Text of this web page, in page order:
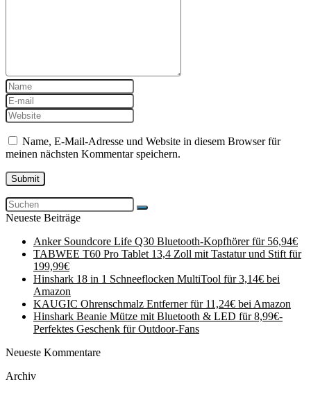
Name, E-Mail-Adresse und Website in diesem Browser für
meinen nächsten Kommentar speichern.
Neueste Beiträge
Anker Soundcore Life Q30 Bluetooth-Kopfhörer für 56,94€
TABWEE T60 Pro Tablet 13,4 Zoll mit Tastatur und Stift für
199,99€
Hinshark 18 in 1 Schneeflocken MultiTool für 3,14€ bei
Amazon
KAUGIC Ohrenschmalz Entferner für 11,24€ bei Amazon
Hinshark Beanie Mütze mit Bluetooth & LED für 8,99€-
Perfektes Geschenk für Outdoor-Fans
Neueste Kommentare
Archiv